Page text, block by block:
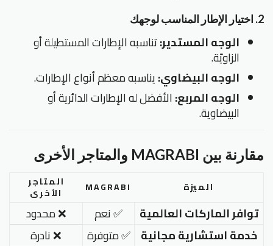
2. اختيار الإطار المناسب لوجهك
الوجه المستدير:تناسبه الإطارات المستطيلة أو
الزاويّة.
الوجه البيضاوي:يناسبه معظم أنواع الإطارات.
الوجه المربع:الأفضل له الإطارات الدائرية أو
البيضاوية.
مقارنة بين MAGRABI والمتاجر الأخرى
الميزة MAGRABI المتاجر
الأخرى
توافر الماركات العالمية ✅ نعم
❌ محدود
خدمة استشارية مجانية ✅ متوفرة
❌ نادرة